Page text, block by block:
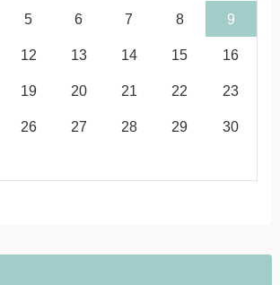
5 6 7 8 9
12 13 14 15 16
19 20 21 22 23
26 27 28 29 30